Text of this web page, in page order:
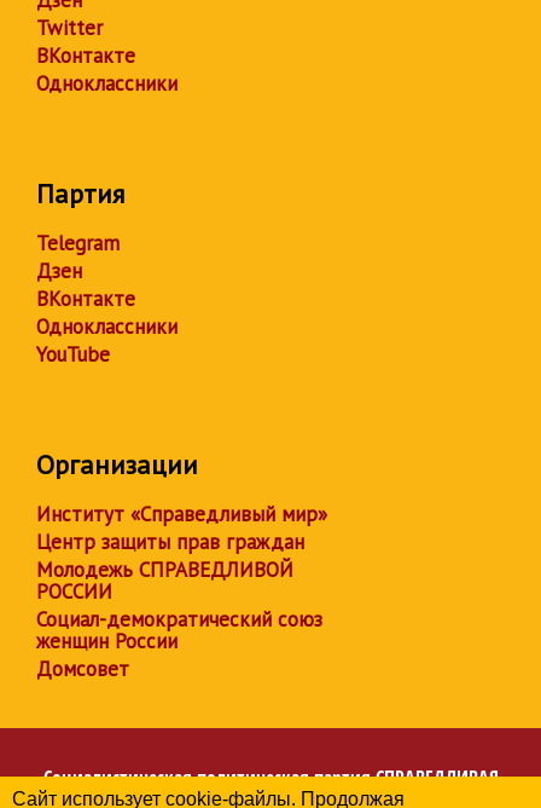
Twitter
ВКонтакте
Одноклассники
Партия
Telegram
Дзен
ВКонтакте
Одноклассники
YouTube
Организации
Институт «Справедливый мир»
Центр защиты прав граждан
Молодежь СПРАВЕДЛИВОЙ
РОССИИ
Социал-демократический союз
женщин России
Домсовет
Социалистическая политическая партияСПРАВЕДЛИВАЯ
Сайт использует cookie-файлы. Продолжая